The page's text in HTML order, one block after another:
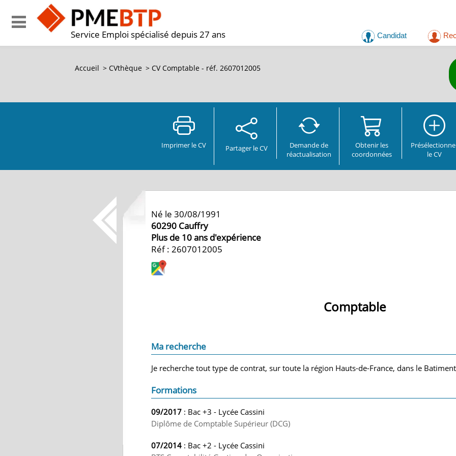
Service Emploi spécialisé depuis 27 ans Candidat
Accueil > CVthèque > CV Comptable - réf. 2607012005
Imprimer le CV Partager le CV
Demande de
réactualisation
Obtenir les
coordonnées
le CV
Né le 30/08/1991
60290 Cauffry
Plus de 10 ans d'expérience
Réf : 2607012005
Comptable
Ma recherche
Je recherche tout type de contrat, sur toute la région Hauts-de-France, dans le
Formations
09/2017 : Bac +3 - Lycée Cassini
Diplôme de Comptable Supérieur (DCG)
07/2014 : Bac +2 - Lycée Cassini